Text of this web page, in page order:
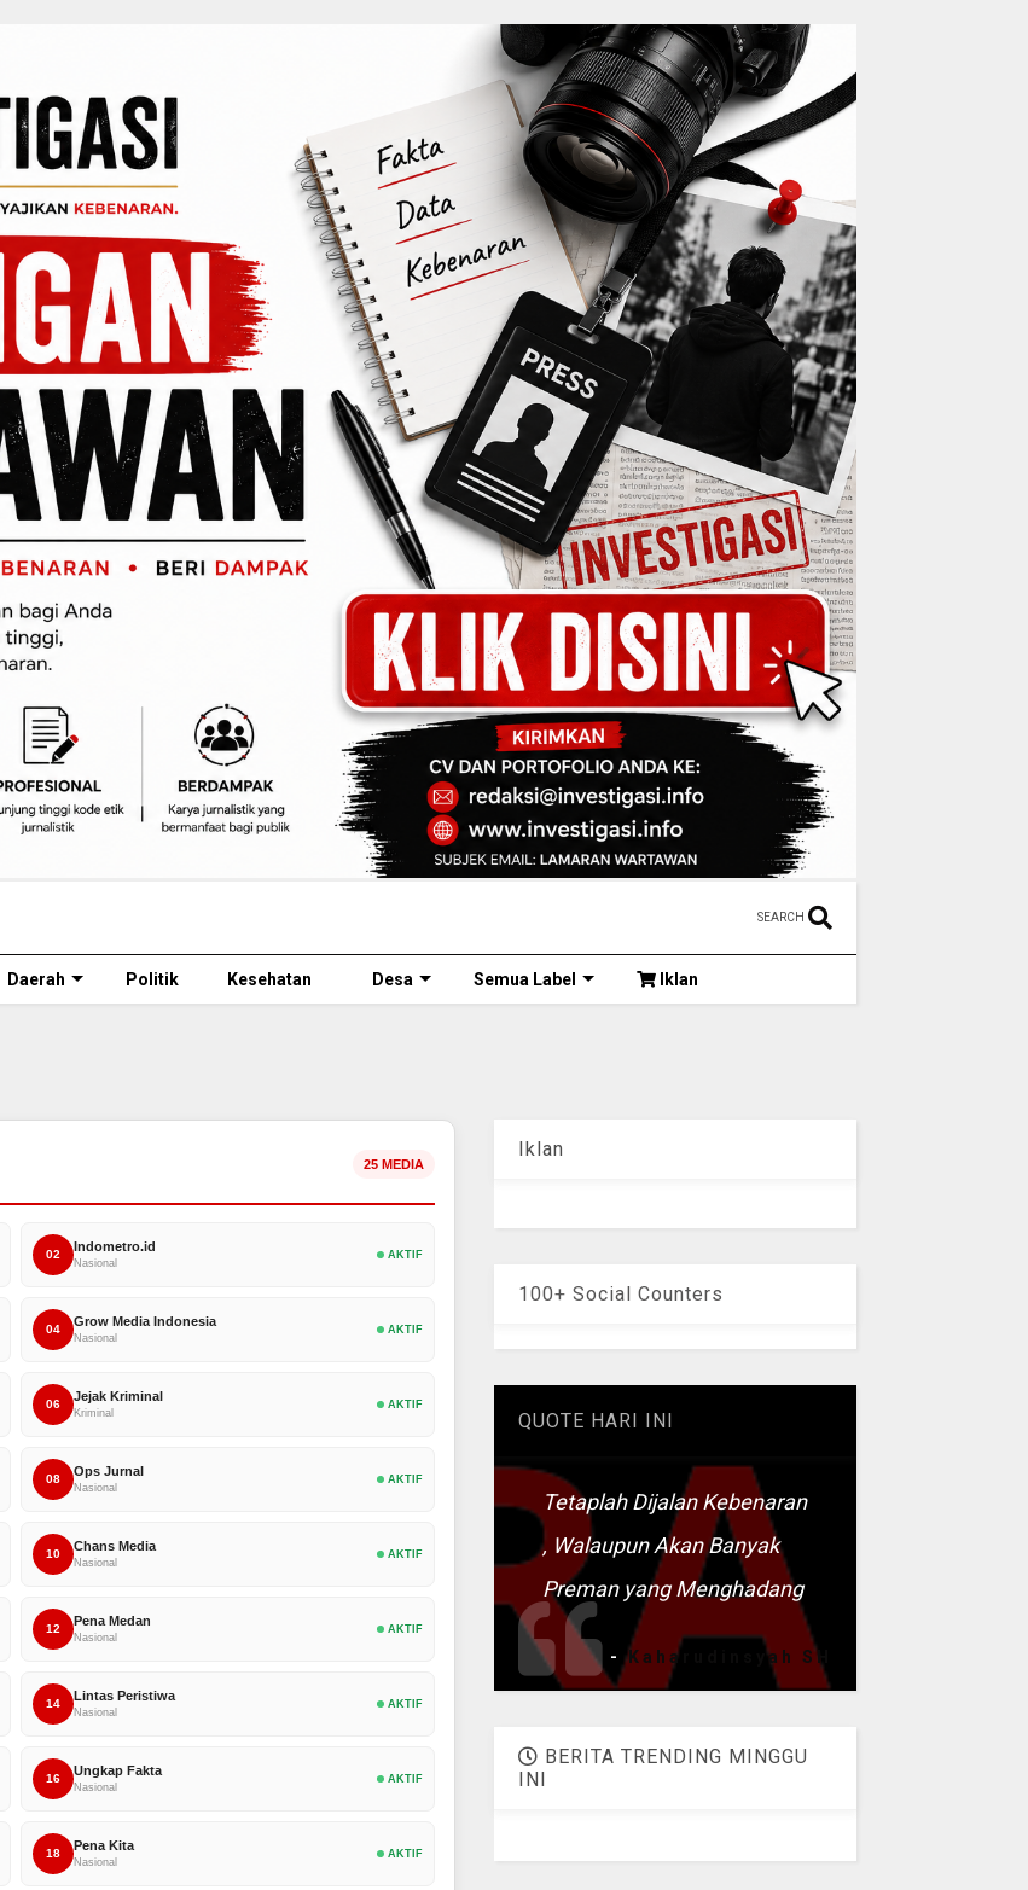
SEARCH
Daerah Politik Kesehatan Desa Semua Label Iklan
25 MEDIA
02
Indometro.id
Nasional
AKTIF
04
Grow Media Indonesia
Nasional
AKTIF
06
Jejak Kriminal
Kriminal
AKTIF
08
Ops Jurnal
Nasional
AKTIF
10
Chans Media
Nasional
AKTIF
12
Pena Medan
Nasional
AKTIF
14
Lintas Peristiwa
Nasional
AKTIF
16
Ungkap Fakta
Nasional
AKTIF
18
Pena Kita
Nasional
AKTIF
Iklan
100+ Social Counters
QUOTE HARI INI
Tetaplah Dijalan Kebenaran
, Walaupun Akan Banyak
Preman yang Menghadang
-Kaharudinsyah SH
BERITA TRENDING MINGGU
INI